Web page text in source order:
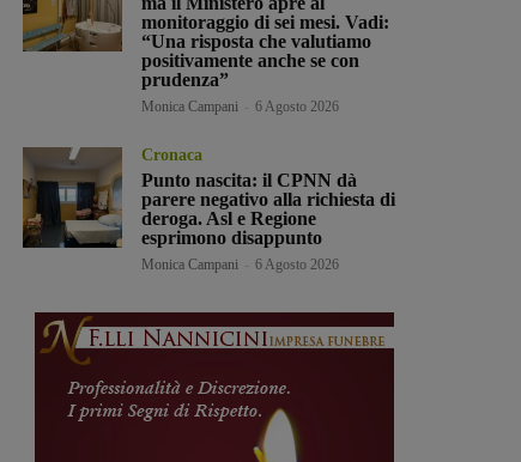
monitoraggio di sei mesi. Vadi:
“Una risposta che valutiamo
positivamente anche se con
prudenza”
Monica Campani 6 Agosto 2026
Cronaca
Punto nascita: il CPNN dà
parere negativo alla richiesta di
deroga. Asl e Regione
esprimono disappunto
Monica Campani 6 Agosto 2026